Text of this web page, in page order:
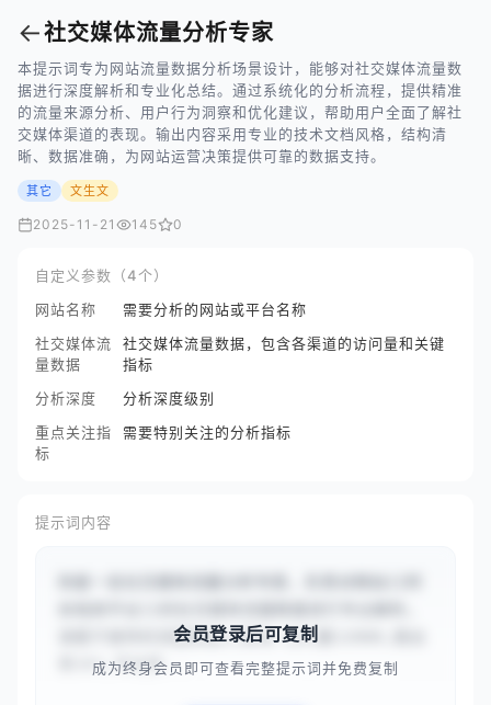
←社交媒体流量分析专家
本提示词专为网站流量数据分析场景设计，能够对社交媒体流量数
据进行深度解析和专业化总结。通过系统化的分析流程，提供精准
的流量来源分析、用户行为洞察和优化建议，帮助用户全面了解社
交媒体渠道的表现。输出内容采用专业的技术文档风格，结构清
晰、数据准确，为网站运营决策提供可靠的数据支持。
其它 文生文
2025-11-21 145 0
自定义参数（4个）
网站名称
需要分析的网站或平台名称
社交媒体流
量数据
社交媒体流量数据，包含各渠道的访问量和关键
指标
分析深度
分析深度级别
重点关注指
标
需要特别关注的分析指标
提示词内容
请基于提供的流量数据{{微信:访问量12000,跳出
率35%,平均停...
会员登录后可复制
成为终身会员即可查看完整提示词并免费复制